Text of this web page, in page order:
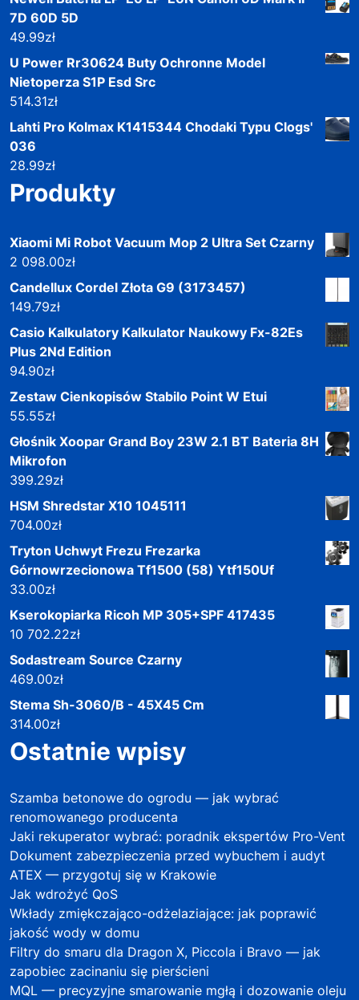
7D 60D 5D
49.99zł
U Power Rr30624 Buty Ochronne Model
Nietoperza S1P Esd Src
514.31zł
Lahti Pro Kolmax K1415344 Chodaki Typu Clogs'
036
28.99zł
Produkty
Xiaomi Mi Robot Vacuum Mop 2 Ultra Set Czarny
2 098.00zł
Candellux Cordel Złota G9 (3173457)
149.79zł
Casio Kalkulatory Kalkulator Naukowy Fx-82Es
Plus 2Nd Edition
94.90zł
Zestaw Cienkopisów Stabilo Point W Etui
55.55zł
Głośnik Xoopar Grand Boy 23W 2.1 BT Bateria 8H
Mikrofon
399.29zł
HSM Shredstar X10 1045111
704.00zł
Tryton Uchwyt Frezu Frezarka
Górnowrzecionowa Tf1500 (58) Ytf150Uf
33.00zł
Kserokopiarka Ricoh MP 305+SPF 417435
10 702.22zł
Sodastream Source Czarny
469.00zł
Stema Sh-3060/B - 45X45 Cm
314.00zł
Ostatnie wpisy
Szamba betonowe do ogrodu — jak wybrać
renomowanego producenta
Jaki rekuperator wybrać: poradnik ekspertów Pro-Vent
Dokument zabezpieczenia przed wybuchem i audyt
ATEX — przygotuj się w Krakowie
Jak wdrożyć QoS
Wkłady zmiękczająco-odżelaziające: jak poprawić
jakość wody w domu
Filtry do smaru dla Dragon X, Piccola i Bravo — jak
zapobiec zacinaniu się pierścieni
MQL — precyzyjne smarowanie mgłą i dozowanie oleju